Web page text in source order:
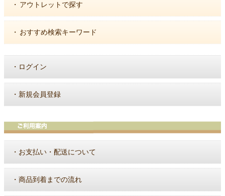
・ アウトレットで探す
・ おすすめ検索キーワード
・ ログイン
・ 新規会員登録
・ お支払い・配送について
・ 商品到着までの流れ